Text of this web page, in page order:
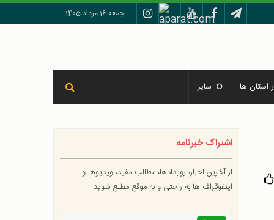
جمعه 16 مرداد 1405
استان ها سایر
اشتراک خبرنامه
از آخرین اخبار، رویدادها، مطالب مفید، ویدیوها و
اینفوگراف ها به راحتی و به موقع مطلع شوید.